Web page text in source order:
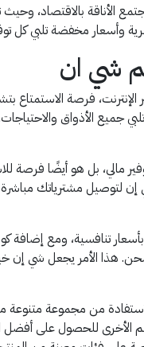
بالاقتصاد،
مخفضة تلبي كل
شي ان
فرصة الاستمتاع
تلبي جميع الأذواق
بل هو أيضًا فرصة
لتوصيل مشترياتك
تنافسية، ومع
هذا الأمر يجعل شي إن
من مجموعة
الأخرى للحصول على